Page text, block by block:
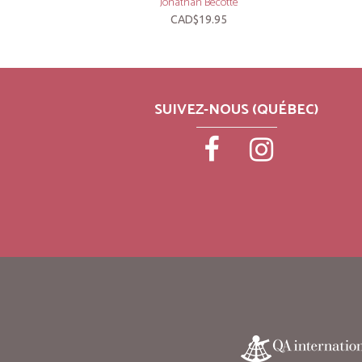
CAD$19.95
SUIVEZ-NOUS (QUÉBEC)